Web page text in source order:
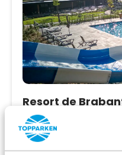
Resort de
Lage Mierde,
8.6